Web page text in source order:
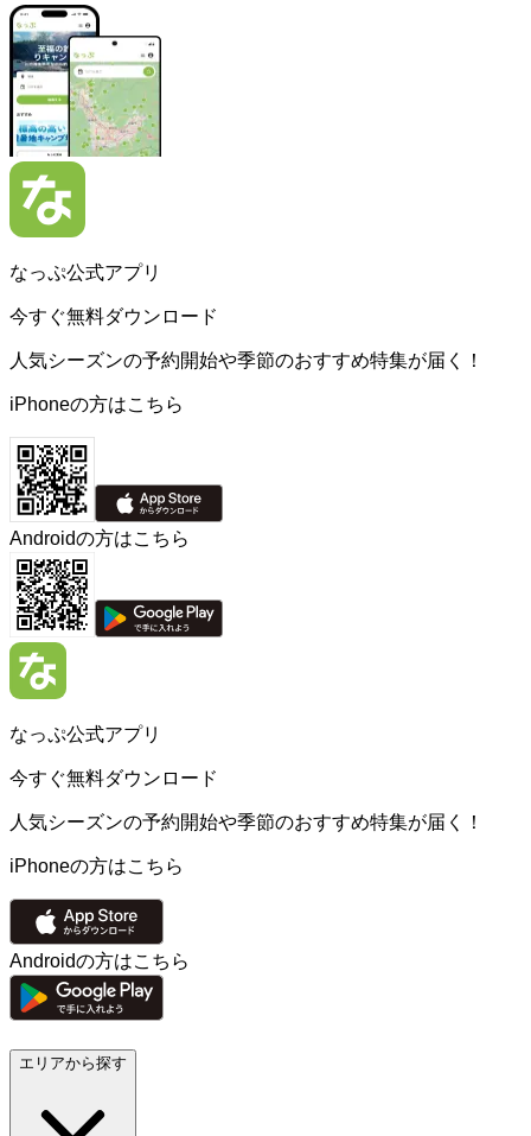
なっぷ公式アプリ
今すぐ無料ダウンロード
人気シーズンの予約開始や季節のおすすめ特集が届く！
iPhoneの方はこちら
Androidの方はこちら
なっぷ公式アプリ
今すぐ無料ダウンロード
人気シーズンの予約開始や季節のおすすめ特集が届く！
iPhoneの方はこちら
Androidの方はこちら
エリアから探す